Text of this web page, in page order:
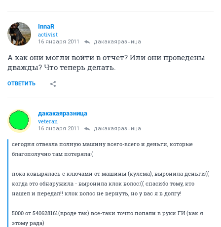
InnaR
activist
16 января 2011 дакакаяразница
А как они могли войти в отчет? Или они проведены
дважды? Что теперь делать.
ОТВЕТИТЬ
дакакаяразница
veteran
16 января 2011 дакакаяразница
сегодня отвезла полную машину всего-всего и деньги, которые
благополучно там потеряла:(
пока ковырялась с ключами от машины (кулема), выронила деньги((
когда это обнаружила - выронила клок волос:(( спасибо тому, кто
нашел и передал!! клок волос не вернуть, но у вас я в долгу!
5000 от 540628161(вроде так) все-таки точно попали в руки ГИ (как я
этому рада)